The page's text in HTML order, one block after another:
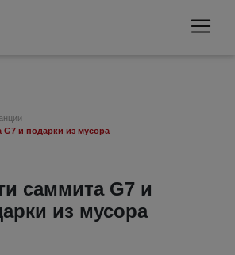
G7 и подарки из мусора
саммита G7 и
из мусора